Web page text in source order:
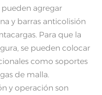
pueden agregar
y barras anticolisión
Para que la
se pueden colocar
como soportes
de malla.
y operación son